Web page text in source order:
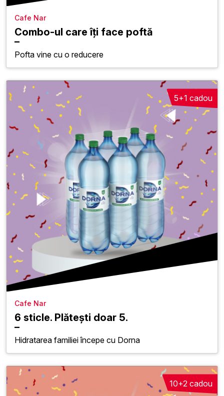
Cafe Nar
Combo-ul care îți face poftă
Pofta vine cu o reducere
5+1 cadou
Cafe Nar
6 sticle. Plătești doar 5.
Hidratarea familiei începe cu Dorna
10+2 cadou